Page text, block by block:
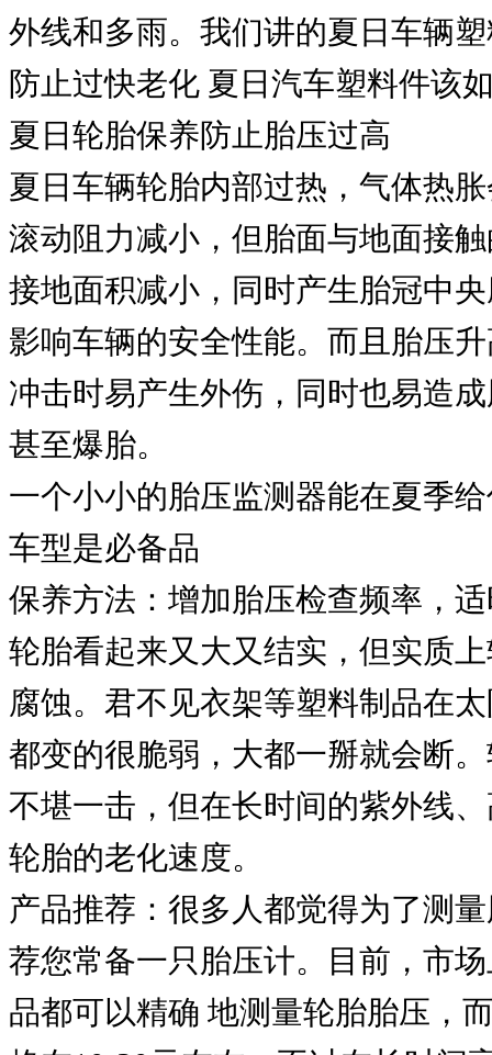
外线和多雨。我们讲的夏日车辆
防止过快老化 夏日汽车塑料件该
夏日轮胎保养防止胎压过高
夏日车辆轮胎内部过热，气体热
滚动阻力减小，但胎面与地面接
接地面积减小，同时产生胎冠中
影响车辆的安全性能。而且胎压
冲击时易产生外伤，同时也易造
甚至爆胎。
一个小小的胎压监测器能在夏季
车型是必备品
保养方法：增加胎压检查频率，
轮胎看起来又大又结实，但实质
腐蚀。君不见衣架等塑料制品在
都变的很脆弱，大都一掰就会断
不堪一击，但在长时间的紫外线
轮胎的老化速度。
产品推荐：很多人都觉得为了测
荐您常备一只胎压计。目前，市
品都可以精确 地测量轮胎胎压，